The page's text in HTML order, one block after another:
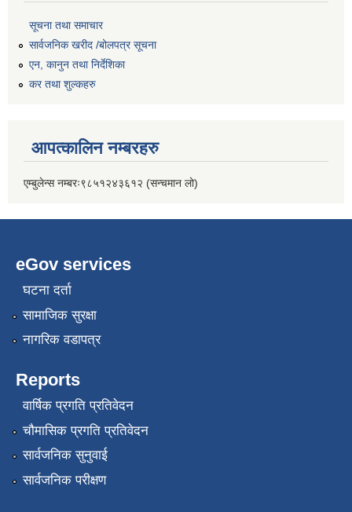
सूचना तथा समाचार
सार्वजनिक खरीद /बोलपत्र सूचना
एन, कानुन तथा निर्देशिका
कर तथा शुल्कहरु
आपत्कालिन नम्बरहरु
एम्बुलेन्स नम्बरः९८५१२४३६१२ (सन्चमान लो)
eGov services
घटना दर्ता
सामाजिक सुरक्षा
नागरिक वडापत्र
Reports
वार्षिक प्रगति प्रतिवेदन
चौमासिक प्रगति प्रतिवेदन
सार्वजनिक सुनुवाई
सार्वजनिक परीक्षण